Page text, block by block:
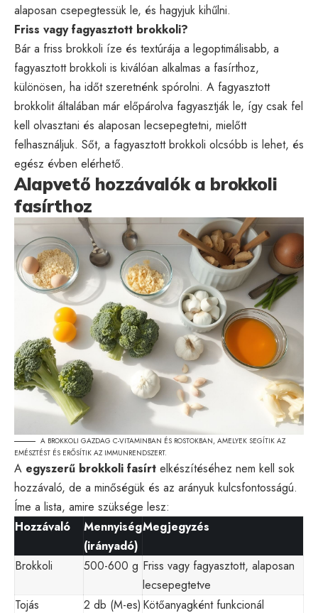
alaposan csepegtessük le, és hagyjuk kihűlni.
Friss vagy fagyasztott brokkoli?
Bár a friss brokkoli íze és textúrája a legoptimálisabb, a
fagyasztott brokkoli is kiválóan alkalmas a fasírthoz,
különösen, ha időt szeretnénk spórolni. A fagyasztott
brokkolit általában már előpárolva fagyasztják le, így csak fel
kell olvasztani és alaposan lecsepegtetni, mielőtt
felhasználjuk. Sőt, a fagyasztott brokkoli olcsóbb is lehet, és
egész évben elérhető.
Alapvető hozzávalók a brokkoli
fasírthoz
A BROKKOLI GAZDAG C-VITAMINBAN ÉS ROSTOKBAN, AMELYEK SEGÍTIK AZ
EMÉSZTÉST ÉS ERŐSÍTIK AZ IMMUNRENDSZERT.
A egyszerű brokkoli fasírt elkészítéséhez nem kell sok
hozzávaló, de a minőségük és az arányuk kulcsfontosságú.
Íme a lista, amire szüksége lesz:
Hozzávaló
Mennyiség
(irányadó)
Megjegyzés
Brokkoli 500-600 g Friss vagy fagyasztott, alaposan
lecsepegtetve
Tojás
2 db (M-es) Kötőanyagként funkcionál